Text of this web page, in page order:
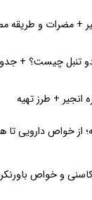
+ مضرات و طریقه
تنبل چیست؟ +
+ طرز تهیه
از خواص دارویی
کاسنی و خواص